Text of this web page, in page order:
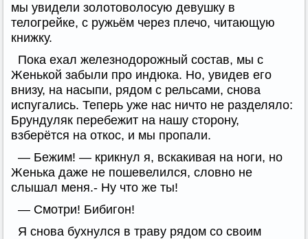
мы увидели золотоволосую девушку в
телогрейке, с ружьём через плечо, читающую
книжку.
Пока ехал железнодорожный состав, мы с
Женькой забыли про индюка. Но, увидев его
внизу, на насыпи, рядом с рельсами, снова
испугались. Теперь уже нас ничто не разделяло:
Брундуляк перебежит на нашу сторону,
взберётся на откос, и мы пропали.
— Бежим! — крикнул я, вскакивая на ноги, но
Женька даже не пошевелился, словно не
слышал меня.- Ну что же ты!
— Смотри! Бибигон!
Я снова бухнулся в траву рядом со своим